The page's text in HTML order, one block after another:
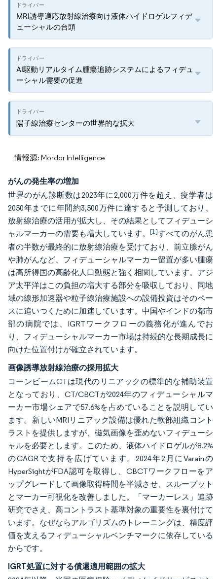
MRI誘導適応放射線治療向け液体ハイドロゲルフィデ
ューシャルの台頭
AI駆動リアルタイム腫瘍追跡システムによるフィデュ
ーシャル需要の促進
陽子線治療センターの世界的な拡大
情報源: Mordor Intelligence
がんの発生率の増加
世界のがん診断数は2023年に2,000万件を超え、疫学者は
2050年までに年間約3,500万件に達すると予測しており、
放射線治療の活用が拡大し、その結果としてフィデューシ
ャルマーカーの需要も増大しています。 [1]すべてのがん患
者の半数が最終的に放射線治療を受けており、前立腺がん
や肺がんなど、フィデューシャルマーカー留置が多い腫瘍
は高所得国の高齢化人口動態と強く相関しています。アジ
ア太平洋はこの負担の増大する部分を吸収しており、同地
域の線形加速器や粒子線治療施設への設備投資はそのペー
スに追いつくために加速しています。中国やインドの都市
部の病院では、IGRTワークフローの義務化が進んでお
り、フィデューシャルマーカー市場は持続的な長期成長に
向けた位置付けが確立されています。
画像誘導放射線治療の採用拡大
コーンビームCTは現代のリニアックの標準的な補助装置
となっており、CT/CBCTが2024年のフィデューシャルマ
ーカー市場シェアで57.6%を占めていることを説明してい
ます。新しいMRIリニアック設備は優れた軟部組織コント
ラストを提供しますが、磁気画像を歪めないフィデューシ
ャルを必要とします。このため、液体ハイドロゲルが8.2%
のCAGRで支持を広げています。2024年2月にVarainの
HyperSightがFDA認可を取得し、CBCTワークフローをア
ップグレードして画像取得時間を半減させ、スループット
とマーカー可視化を改善しました。「マーカーレス」追跡
研究でさえ、高コントラスト基準対象の重要性を裏付けて
います。なぜならアルゴリズムのトレーニングは、精度評
価を支えるフィデューシャルベンチマークに依存している
からです。
IGRT処置に対する償還適用範囲の拡大